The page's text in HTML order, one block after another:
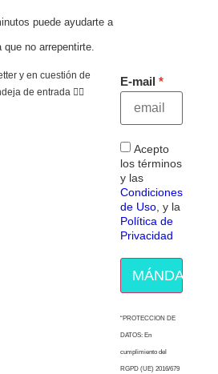
puede ayudarte a
no arrepentirte.
y en cuestión de
de entrada 👇🏻
E-mail
Acepto
los términos
y las
Condiciones
de Uso, y la
Política de
Privacidad
MÁNDAME
“PROTECCION DE
DATOS: En
cumplimiento del
RGPD (UE) 2016/679